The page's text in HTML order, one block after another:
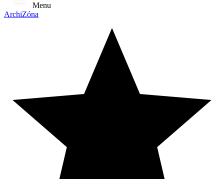
Menu
ArchiZóna